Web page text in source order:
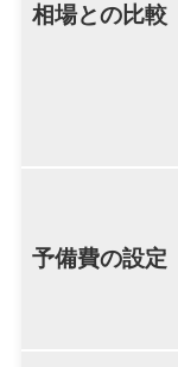
相場との比較
予備費の設定